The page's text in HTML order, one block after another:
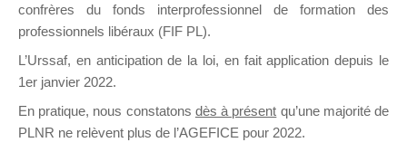
DIRIGEANT
Groupe Public
il y a un mois
confrères du fonds interprofessionnel de formation des
professionnels libéraux (FIF PL).
L’Urssaf, en anticipation de la loi, en fait application depuis le
1er janvier 2022.
En pratique, nous constatons dès à présent qu’une majorité de
PLNR ne relèvent plus de l’AGEFICE pour 2022.